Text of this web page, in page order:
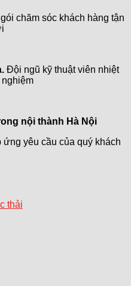
chăm sóc khách hàng tận
Đội ngũ kỹ thuật viên nhiệt
nội thành Hà Nội
yêu cầu của quý khách
thải